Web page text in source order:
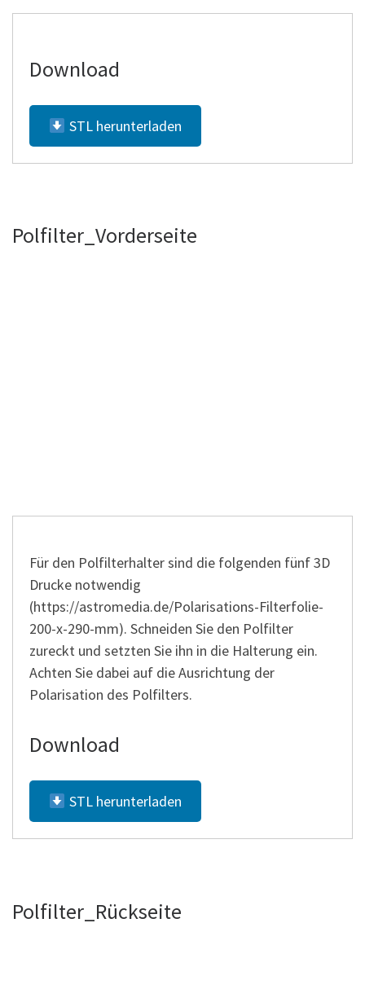
Download
STL herunterladen
Polfilter_Vorderseite
Für den Polfilterhalter sind die folgenden fünf 3D
Drucke notwendig
(https://astromedia.de/Polarisations-Filterfolie-
200-x-290-mm). Schneiden Sie den Polfilter
zureckt und setzten Sie ihn in die Halterung ein.
Achten Sie dabei auf die Ausrichtung der
Polarisation des Polfilters.
Download
STL herunterladen
Polfilter_Rückseite